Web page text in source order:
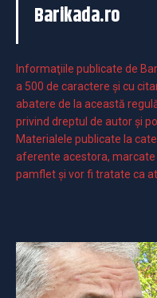
Barikada.ro
Informaţiile publicate de
a 500 de caractere şi cu
abatere de la această
privind dreptul de autor și
Materialele publicate la
aferente acestora, marcate
pamflet și vor fi tratate ca